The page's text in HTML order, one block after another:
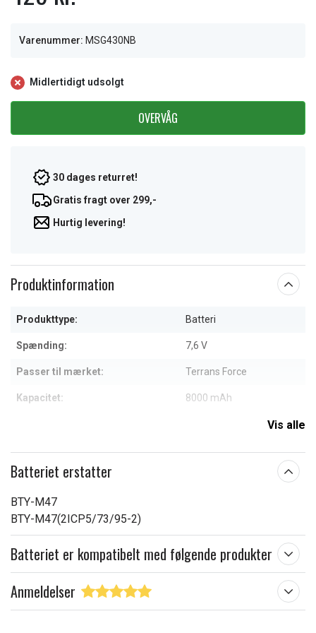
Varenummer: MSG430NB
Midlertidigt udsolgt
OVERVÅG
30 dages returret!
Gratis fragt over 299,-
Hurtig levering!
Produktinformation
Produkttype: Batteri
Spænding: 7,6 V
Passer til mærket: Terrans Force
Kapacitet: 8000 mAh
Vis alle
Batteriet erstatter
BTY-M47
BTY-M47(2ICP5/73/95-2)
Batteriet er kompatibelt med følgende produkter
Anmeldelser